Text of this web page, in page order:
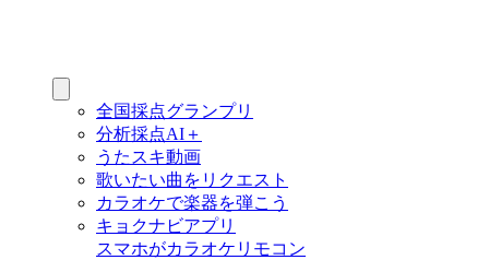
全国採点グランプリ
分析採点AI＋
うたスキ動画
歌いたい曲をリクエスト
カラオケで楽器を弾こう
キョクナビアプリ
スマホがカラオケリモコン